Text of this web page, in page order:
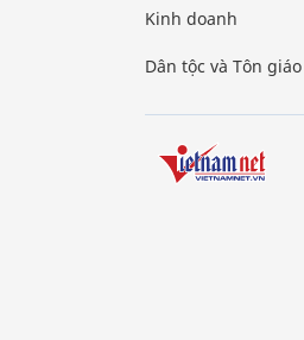
Kinh doanh
Dân tộc và Tôn giáo